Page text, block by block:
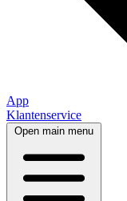
App
Klantenservice
Open main menu